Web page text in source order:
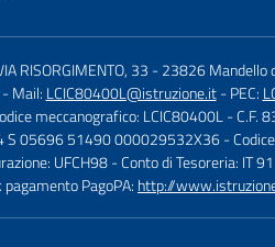
RISORGIMENTO, 33 -23826 Mandello
- Mail: LCIC80400L@istruzione.it - PEC:
meccanografico: LCIC80400L - C.F.
S 05696 51490 000029532X36-
UFCH98 - Conto di Tesoreria: IT
pagamento PagoPA: http://